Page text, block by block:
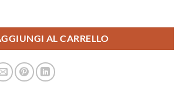
AL CARRELLO